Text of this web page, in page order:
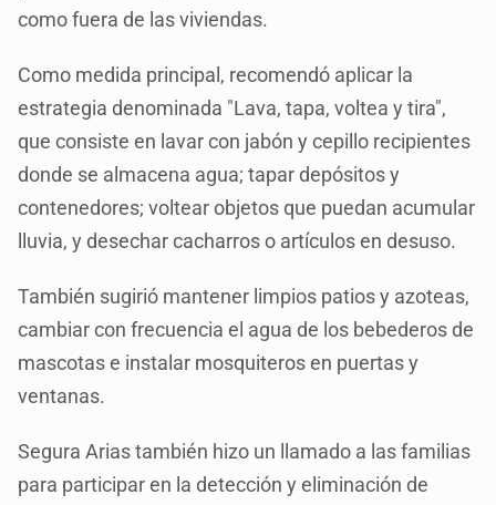
como fuera de las viviendas.
Como medida principal, recomendó aplicar la
estrategia denominada "Lava, tapa, voltea y tira",
que consiste en lavar con jabón y cepillo recipientes
donde se almacena agua; tapar depósitos y
contenedores; voltear objetos que puedan acumular
lluvia, y desechar cacharros o artículos en desuso.
También sugirió mantener limpios patios y azoteas,
cambiar con frecuencia el agua de los bebederos de
mascotas e instalar mosquiteros en puertas y
ventanas.
Segura Arias también hizo un llamado a las familias
para participar en la detección y eliminación de